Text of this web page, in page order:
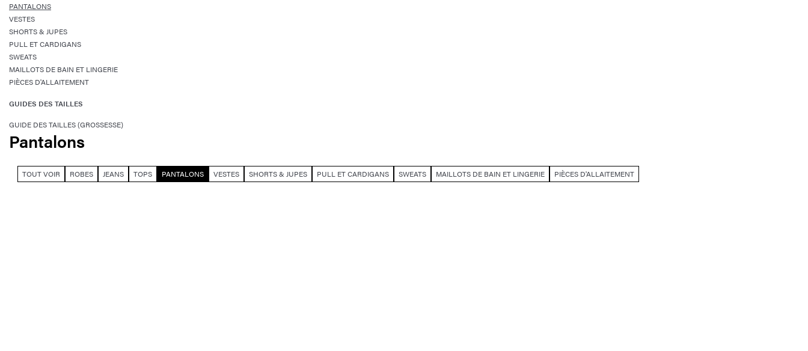
PANTALONS
VESTES
SHORTS & JUPES
PULL ET CARDIGANS
SWEATS
MAILLOTS DE BAIN ET LINGERIE
PIÈCES D'ALLAITEMENT
GUIDES DES TAILLES
GUIDE DES TAILLES (GROSSESSE)
Pantalons
TOUT VOIR ROBES JEANS TOPS PANTALONS VESTES SHORTS & JUPES PULL ET CARDIGANS SWEATS MAILLOTS DE BAIN ET LINGERIE PIÈCES D'ALLAITEMENT